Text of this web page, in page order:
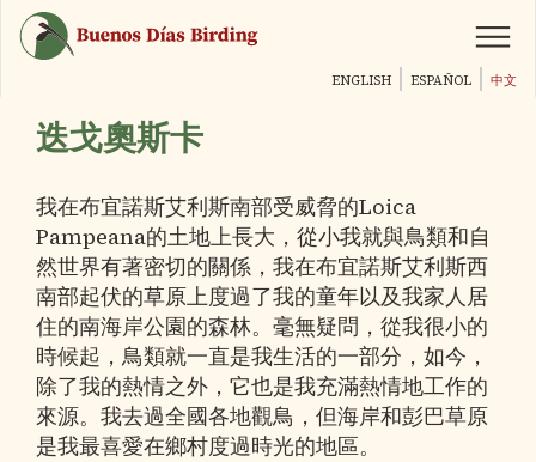
主
ENGLISH ESPAÑOL 中文
迭戈奧斯卡
我在布宜諾斯艾利斯南部受威脅的Loica
Pampeana的土地上長大，從小我就與鳥類和自
然世界有著密切的關係，我在布宜諾斯艾利斯西
南部起伏的草原上度過了我的童年以及我家人居
住的南海岸公園的森林。毫無疑問，從我很小的
時候起，鳥類就一直是我生活的一部分，如今，
除了我的熱情之外，它也是我充滿熱情地工作的
來源。我去過全國各地觀鳥，但海岸和彭巴草原
是我最喜愛在鄉村度過時光的地區。